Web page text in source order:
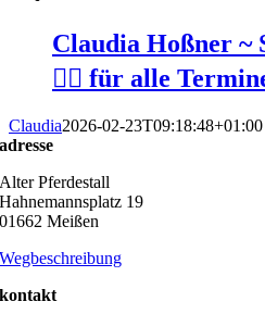
Claudia Hoßner
👆🏻 für alle
Claudia2026-02-23T09:18:48+01:00
adresse
Alter Pferdestall
Hahnemannsplatz 19
01662 Meißen
Wegbeschreibung
kontakt